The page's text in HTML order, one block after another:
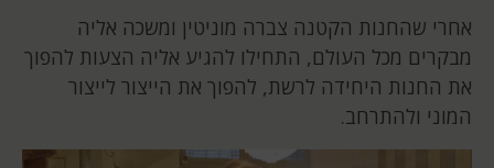
אחרי שהחנות הקטנה צברה מוניטין ומשכה אליה
מבקרים מכל העולם, התחילו להגיע אליה הצעות להפוך
את החנות היחידה לרשת, להפוך את הייצור לייצור
המוני ולהתרחב.